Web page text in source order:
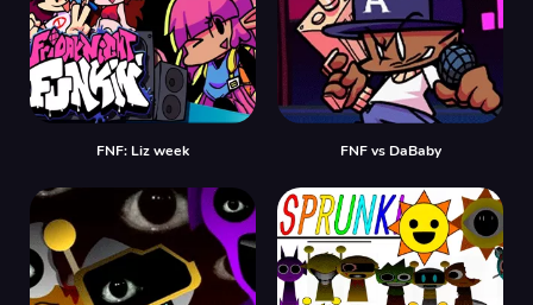
FNF: Liz week FNF vs DaBaby